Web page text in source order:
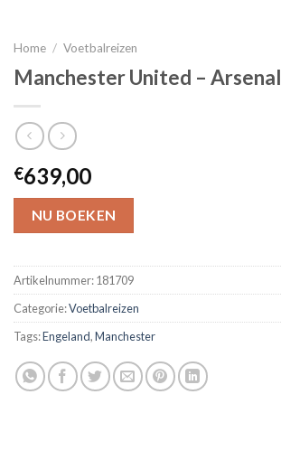
Home / Voetbalreizen
Manchester United – Arsenal
€639,00
NU BOEKEN
Artikelnummer:181709
Categorie:Voetbalreizen
Tags:Engeland,Manchester